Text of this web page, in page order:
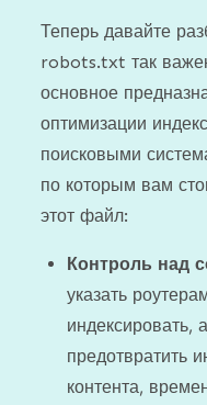
Теперь давайте
robots.txt так
основное
оптимизации
поисковыми
по которым вам
этот файл:
Контроль над
указать
индексировать,
предотвратить
контента,